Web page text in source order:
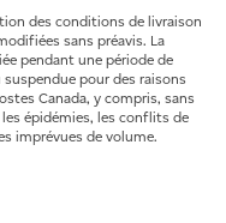
des conditions de livraison
sans préavis. La
pendant une période de
suspendue pour des raisons
Canada, y compris, sans
épidémies, les conflits de
imprévues de volume.